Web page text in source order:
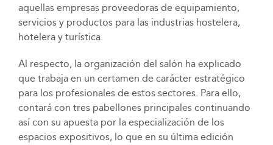
aquellas empresas proveedoras de equipamiento,
servicios y productos para las industrias hostelera,
hotelera y turística.
Al respecto, la organización del salón ha explicado
que trabaja en un certamen de carácter estratégico
para los profesionales de estos sectores. Para ello,
contará con tres pabellones principales continuando
así con su apuesta por la especialización de los
espacios expositivos, lo que en su última edición